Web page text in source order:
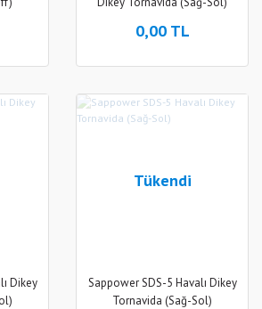
0,00 TL
Dikey
Tükendi
Sappower SDS-5 Havalı Dikey
Tornavida (Sağ-Sol)